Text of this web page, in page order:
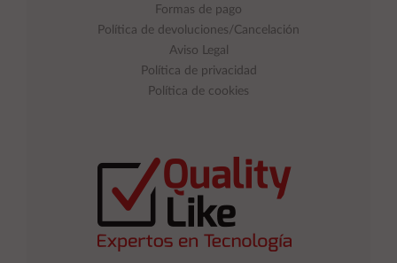
Formas de pago
Política de devoluciones/Cancelación
Aviso Legal
Política de privacidad
Política de cookies